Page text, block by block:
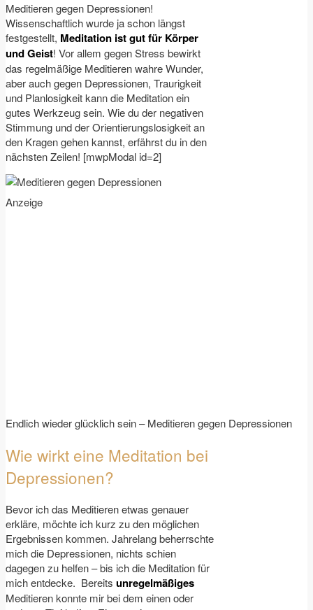
Meditieren gegen Depressionen!
Wissenschaftlich wurde ja schon längst
festgestellt, Meditation ist gut für Körper
und Geist! Vor allem gegen Stress bewirkt
das regelmäßige Meditieren wahre Wunder,
aber auch gegen Depressionen, Traurigkeit
und Planlosigkeit kann die Meditation ein
gutes Werkzeug sein. Wie du der negativen
Stimmung und der Orientierungslosigkeit an
den Kragen gehen kannst, erfährst du in den
nächsten Zeilen! [mwpModal id=2]
Anzeige
Endlich wieder glücklich sein – Meditieren gegen Depressionen
Wie wirkt eine Meditation bei
Depressionen?
Bevor ich das Meditieren etwas genauer
erkläre, möchte ich kurz zu den möglichen
Ergebnissen kommen. Jahrelang beherrschte
mich die Depressionen, nichts schien
dagegen zu helfen – bis ich die Meditation für
mich entdecke. Bereits unregelmäßiges
Meditieren konnte mir bei dem einen oder